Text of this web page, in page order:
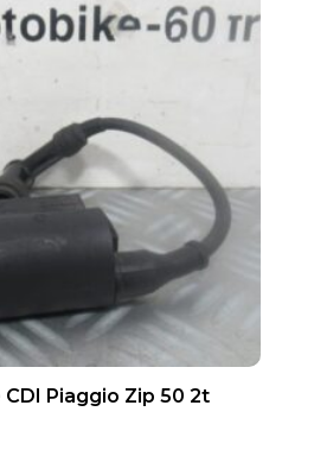
Piaggio Zip 50 2t